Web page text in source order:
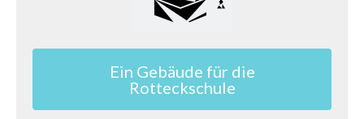
Ein Gebäude für die
Rotteckschule